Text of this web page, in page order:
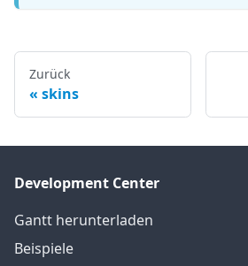
Zurück
skins
Development Center
Gantt herunterladen
Beispiele